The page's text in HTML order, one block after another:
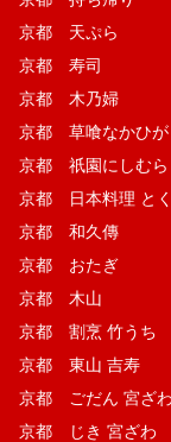
京都 天ぷら
京都 寿司
京都 木乃婦
京都 草喰なかひが
京都 祇園にしむら
京都 日本料理 と
京都 和久傳
京都 おたぎ
京都 木山
京都 割烹 竹うち
京都 東山 吉寿
京都 ごだん 宮ざわ
京都 じき 宮ざわ